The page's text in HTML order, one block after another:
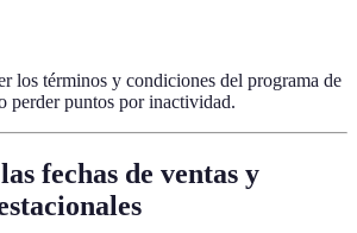
los términos y condiciones del programa de
perder puntos por inactividad.
fechas de ventas y